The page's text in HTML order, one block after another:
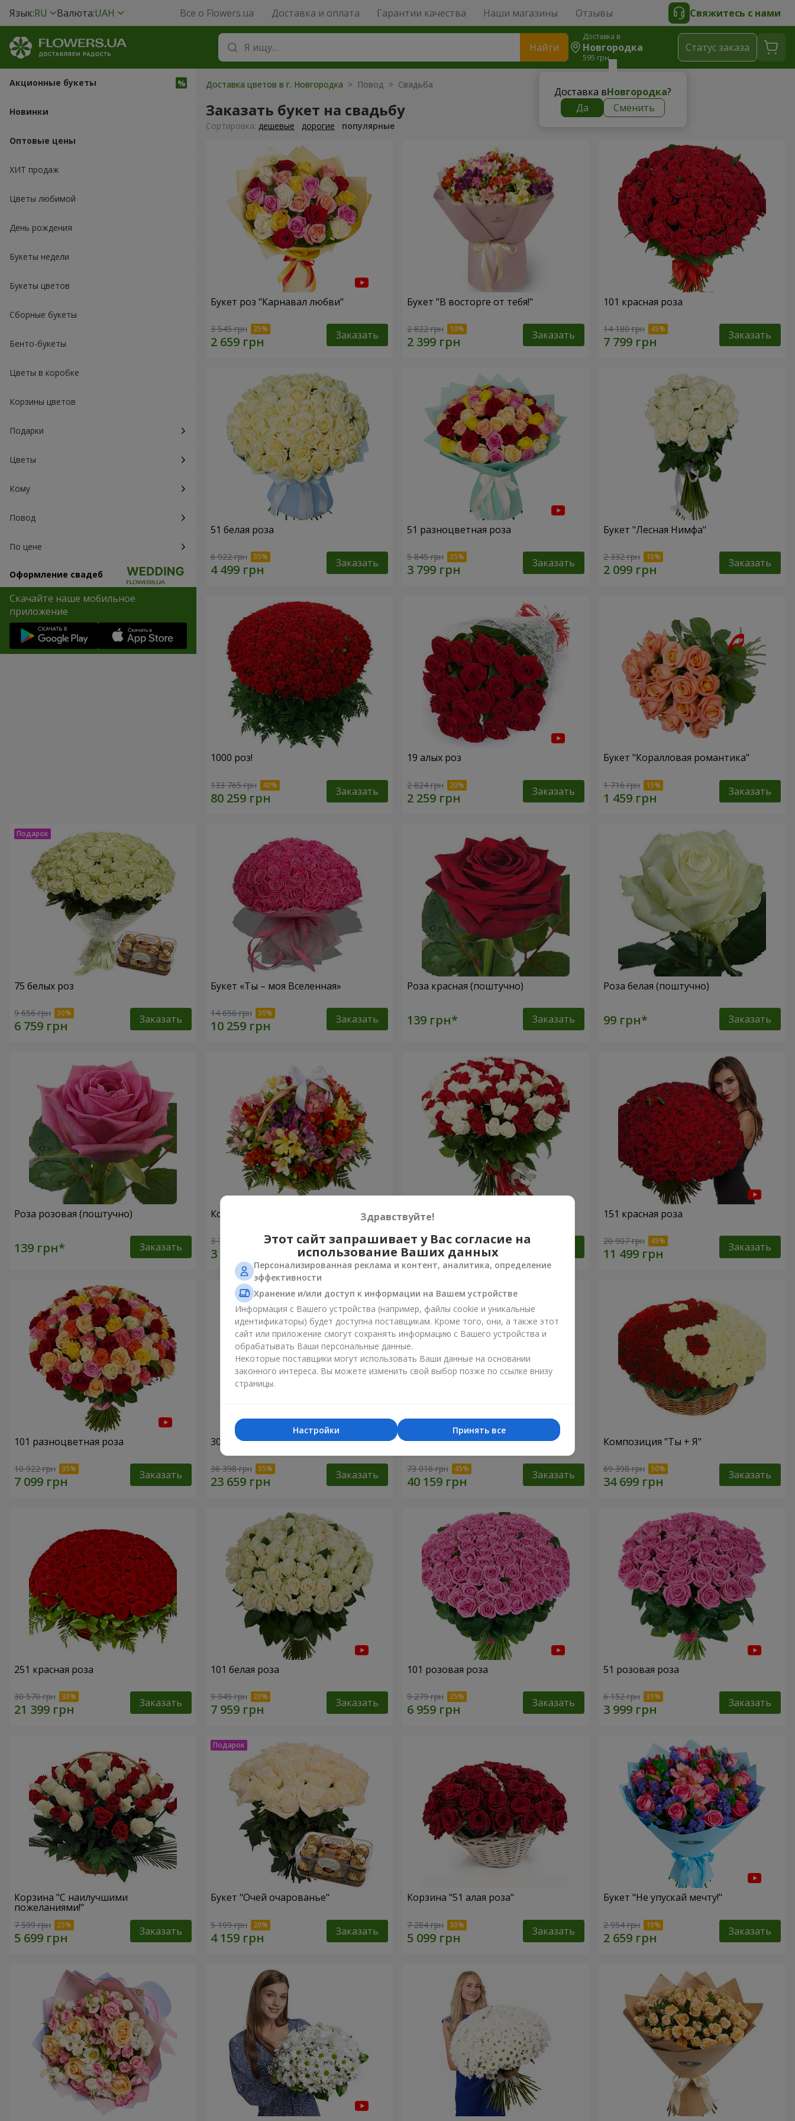
Язык:RU Валюта:UAH Все о Flowers.ua Доставка и оплата Гарантии качества Наши магазины Отзывы Свяжитесь с нами
Найти
Доставка в
Новгородка
595 грн
Доставка вНовгородка?
Да
Сменить
Cтатус заказа
Акционные букеты
Новинки
Оптовые цены
ХИТ продаж
Цветы любимой
День рождения
Букеты недели
Букеты цветов
Сборные букеты
Бенто-букеты
Цветы в коробке
Корзины цветов
Подарки
Цветы
Кому
Повод
По цене
Оформление свадеб
Скачайте наше мобильное
приложение
Доставка цветов в г. Новгородка > Повод > Свадьба
Заказать букет на свадьбу
Cортировка: дешевые дорогие популярные
Букет роз "Карнавал любви"
3 545 грн Заказать
Букет "В восторге от тебя!"
2 822 грн Заказать
101 красная роза
14 180 грн Заказать
51 белая роза
6 922 грн Заказать
51 разноцветная роза
5 845 грн Заказать
Букет "Лесная Нимфа"
2 332 грн Заказать
1000 роз!
133 765 грн Заказать
19 алых роз
2 824 грн Заказать
Букет "Коралловая романтика"
1 716 грн Заказать
75 белых роз
9 656 грн Заказать
Букет «Ты – моя Вселенная»
14 656 грн Заказать
Роза красная (поштучно)
Заказать
Роза белая (поштучно)
Заказать
Роза розовая (поштучно)
Заказать
Корзина альстромерий "Акварель"
3 716 грн Заказать
101 красная и белая роза
8 777 грн
151 красная роза
20 907 грн Заказать
101 разноцветная роза
10 922 грн Заказать
301 красная роза
36 398 грн Заказать
501 красная роза
73 016 грн Заказать
Композиция "Ты + Я"
69 398 грн Заказать
251 красная роза
30 570 грн Заказать
101 белая роза
9 949 грн Заказать
101 розовая роза
9 279 грн Заказать
51 розовая роза
6 152 грн Заказать
Корзина "С наилучшими
пожеланиями!"
7 599 грн Заказать
Букет "Очей очарованье"
5 199 грн Заказать
Корзина "51 алая роза"
7 284 грн Заказать
Букет "Не упускай мечту!"
2 954 грн Заказать
Здравствуйте!
Этот сайт запрашивает у Вас согласие на
использование Ваших данных
Персонализированная реклама и контент, аналитика, определение
эффективности
Хранение и/или доступ к информации на Вашем устройстве
Информация с Вашего устройства (например, файлы cookie и уникальные
идентификаторы) будет доступна поставщикам. Кроме того, они, а также этот
сайт или приложение смогут сохранять информацию с Вашего устройства и
обрабатывать Ваши персональные данные.
Некоторые поставщики могут использовать Ваши данные на основании
законного интереса. Вы можете изменить свой выбор позже по ссылке внизу
страницы.
Принять все
Настройки